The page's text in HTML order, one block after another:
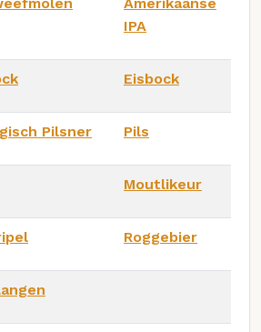
IPA
Eisbock
Pilsner Pils
Moutlikeur
Roggebier